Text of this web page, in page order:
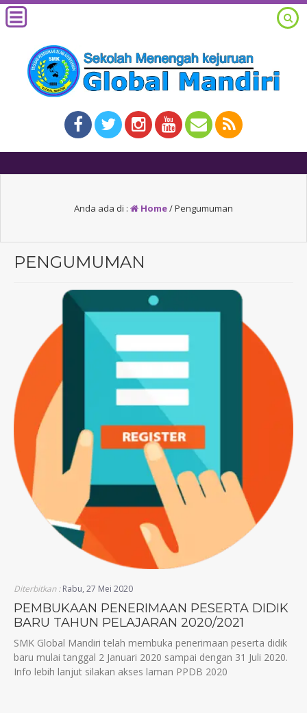
Anda ada di : Home/Pengumuman
PENGUMUMAN
Diterbitkan :Rabu, 27 Mei 2020
PEMBUKAAN PENERIMAAN PESERTA DIDIK
BARU TAHUN PELAJARAN 2020/2021
SMK Global Mandiri telah membuka penerimaan peserta didik
baru mulai tanggal 2 Januari 2020 sampai dengan 31 Juli 2020.
Info lebih lanjut silakan akses laman PPDB 2020